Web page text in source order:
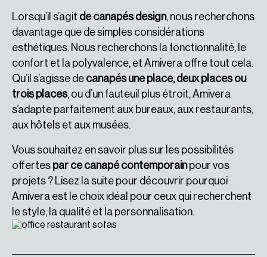
Lorsqu’il s’agit de canapés design, nous recherchons
davantage que de simples considérations
esthétiques. Nous recherchons la fonctionnalité, le
confort et la polyvalence, et Amivera offre tout cela.
Qu’il s’agisse de canapés une place, deux places ou
trois places, ou d’un fauteuil plus étroit, Amivera
s’adapte parfaitement aux bureaux, aux restaurants,
aux hôtels et aux musées.
Vous souhaitez en savoir plus sur les possibilités
offertes par ce canapé contemporainpour vos
projets ? Lisez la suite pour découvrir pourquoi
Amivera est le choix idéal pour ceux qui recherchent
le style, la qualité et la personnalisation.